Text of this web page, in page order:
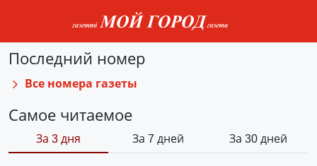
Последний номер
Все номера газеты
Самое читаемое
За 3 дня За 7 дней За 30 дней